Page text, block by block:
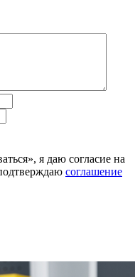
я даю согласие на
соглашение